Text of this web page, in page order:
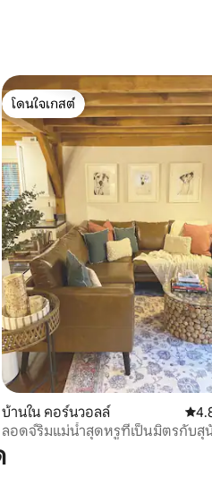
5 จาก 5, 138 รีวิว
โดนใจเกสต์
โดนใจเกสต์
บ้านใน คอร์นวอลล์ คะแ
ลอดจ์ริมแม่น้ำสุดหรูที่เป็นมิตรกับสุ
คอร์นวอลล์